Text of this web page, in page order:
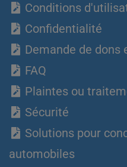
Conditions
Confidentialité
Demande de
FAQ
Plaintes ou
Sécurité
Solutions pour
automobiles